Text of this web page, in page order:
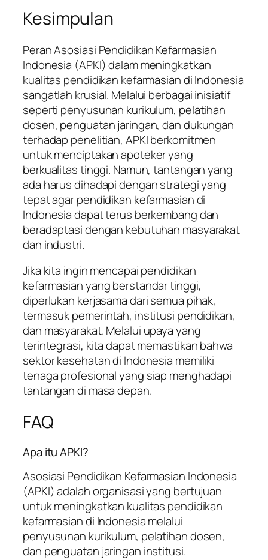
Kesimpulan
Peran Asosiasi Pendidikan Kefarmasian
Indonesia (APKI) dalam meningkatkan
kualitas pendidikan kefarmasian di Indonesia
sangatlah krusial. Melalui berbagai inisiatif
seperti penyusunan kurikulum, pelatihan
dosen, penguatan jaringan, dan dukungan
terhadap penelitian, APKI berkomitmen
untuk menciptakan apoteker yang
berkualitas tinggi. Namun, tantangan yang
ada harus dihadapi dengan strategi yang
tepat agar pendidikan kefarmasian di
Indonesia dapat terus berkembang dan
beradaptasi dengan kebutuhan masyarakat
dan industri.
Jika kita ingin mencapai pendidikan
kefarmasian yang berstandar tinggi,
diperlukan kerjasama dari semua pihak,
termasuk pemerintah, institusi pendidikan,
dan masyarakat. Melalui upaya yang
terintegrasi, kita dapat memastikan bahwa
sektor kesehatan di Indonesia memiliki
tenaga profesional yang siap menghadapi
tantangan di masa depan.
FAQ
Apa itu APKI?
Asosiasi Pendidikan Kefarmasian Indonesia
(APKI) adalah organisasi yang bertujuan
untuk meningkatkan kualitas pendidikan
kefarmasian di Indonesia melalui
penyusunan kurikulum, pelatihan dosen,
dan penguatan jaringan institusi.